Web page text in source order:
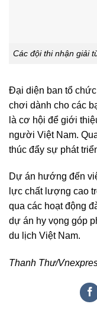
Các đội thi nhận giải
Đại diện ban tổ
chơi dành cho các
là cơ hội để giới
người Việt Nam.
thúc đẩy sự phát
Dự án hướng đến
lực chất lượng cao
qua các hoạt động
dự án hy vọng góp
du lịch Việt Nam.
Thanh Thư/